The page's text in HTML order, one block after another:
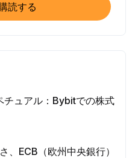
読する
チュアル：Bybitでの株式
、ECB（欧州中央銀行）